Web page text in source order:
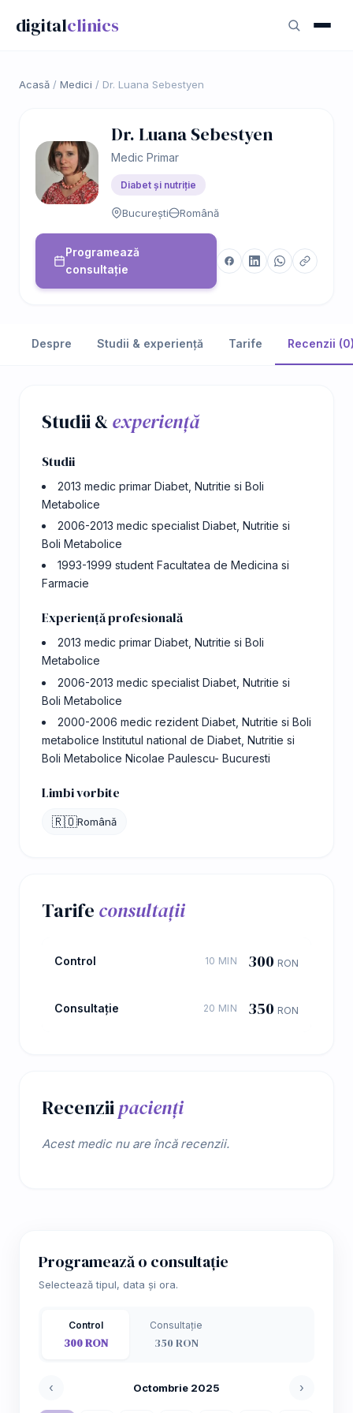
digitalclinics
Acasă / Medici / Dr. Luana Sebestyen
Dr. Luana Sebestyen
Medic Primar
Diabet și nutriție
București Română
Programează
consultație
Despre Studii & experiență Tarife Recenzii
Studii &experiență
Studii
2013 medic primar Diabet, Nutritie si Boli
Metabolice
2006-2013 medic specialist Diabet, Nutritie si
Boli Metabolice
1993-1999 student Facultatea de Medicina si
Farmacie
Experiență profesională
2013 medic primar Diabet, Nutritie si Boli
Metabolice
2006-2013 medic specialist Diabet, Nutritie si
Boli Metabolice
2000-2006 medic rezident Diabet, Nutritie si Boli
metabolice Institutul national de Diabet, Nutritie si
Boli Metabolice Nicolae Paulescu- Bucuresti
Limbi vorbite
🇷🇴Română
Tarife consultații
Control 10 MIN 300 RON
Consultație 20 MIN 350 RON
Recenziipacienți
Acest medic nu are încă recenzii.
Programează o consultație
Selectează tipul, data și ora.
Control
300 RON
Consultație
350 RON
‹ Octombrie 2025 ›